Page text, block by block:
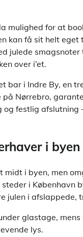
mulighed for at
kan få sit helt
julede
over i’et.
bar i Indre By, en
Nørrebro,
festlig
i byen
midt i byen, men
steder i
julen i afslappede,
glastage,
lys.